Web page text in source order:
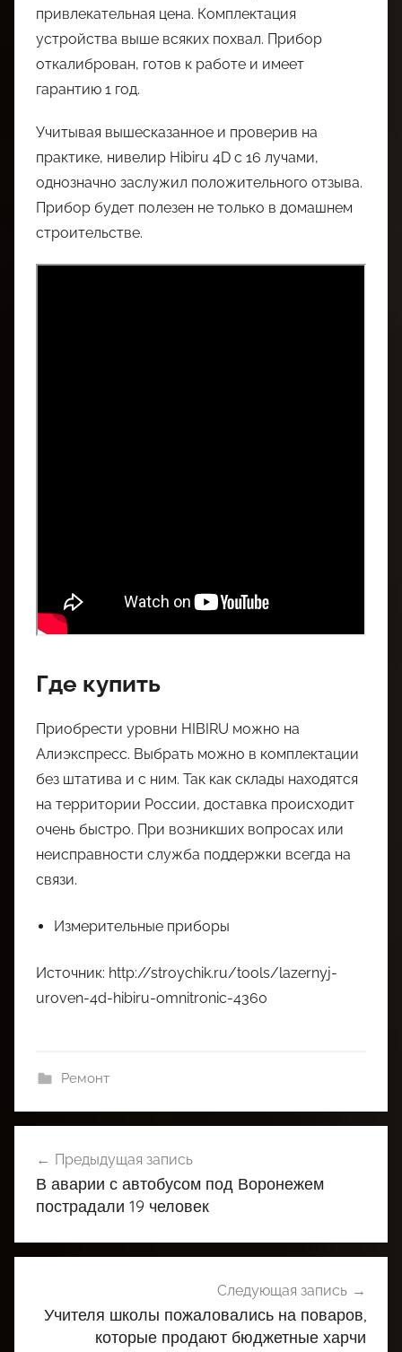
привлекательная цена. Комплектация
устройства выше всяких похвал. Прибор
откалиброван, готов к работе и имеет
гарантию 1 год.
Учитывая вышесказанное и проверив на
практике, нивелир Hibiru 4D с 16 лучами,
однозначно заслужил положительного отзыва.
Прибор будет полезен не только в домашнем
строительстве.
Где купить
Приобрести уровни HIBIRU можно на
Алиэкспресс. Выбрать можно в комплектации
без штатива и с ним. Так как склады находятся
на территории России, доставка происходит
очень быстро. При возникших вопросах или
неисправности служба поддержки всегда на
связи.
Измерительные приборы
Источник: http://stroychik.ru/tools/lazernyj-
uroven-4d-hibiru-omnitronic-4360
Ремонт
по
записям
Предыдущая запись
В аварии с автобусом под Воронежем
пострадали 19 человек
Следующая запись
Учителя школы пожаловались на поваров,
которые продают бюджетные харчи